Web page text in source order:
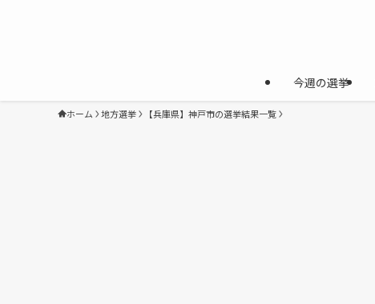
今週の選挙
ホーム 地方選挙 【兵庫県】神戸市の選挙結果一覧